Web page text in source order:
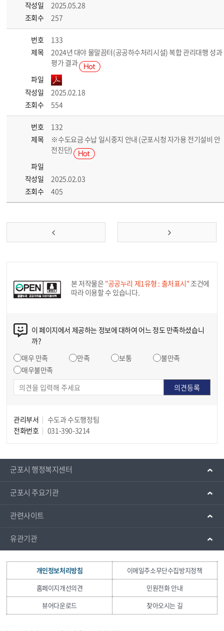
작성일
2025.05.28
조회수
257
번호
133
제목
2024년 대야 물말끔터(공공하수처리시설) 복합 관리대행 성과
평가 결과
파일
작성일
2025.02.18
조회수
554
번호
132
제목
※수도요금 수납 일시중지 안내 (군포시청 자가용 전기설비 안
전진단)
파일
작성일
2025.02.03
조회수
405
본 저작물은 "공공누리 제1유형 : 출처표시"조건에
따라 이용할 수 있습니다.
이 페이지에서 제공하는 정보에 대하여 어느 정도 만족하셨습니
까?
매우 만족
만족 보통
불만족
매우불만족
관리부서
수도과 수도행정팀
전화번호
031-390-3214
군포시 행정복지센터
군포시 주요기관
관련사이트
유관기관
개인정보처리방침
이메일주소무단수집방지정책
홈페이지개선의견
민원전화 안내
뷰어다운로드
찾아오시는 길